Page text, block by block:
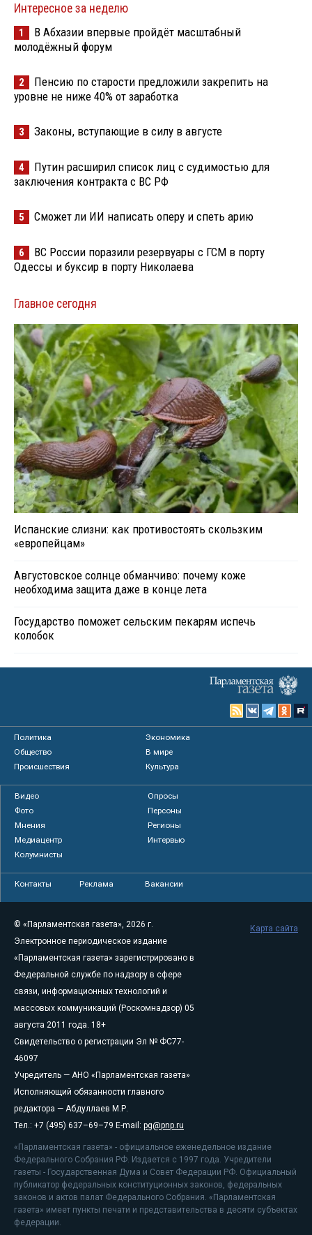
Интересное за неделю
1
В Абхазии впервые пройдёт масштабный
молодёжный форум
2
Пенсию по старости предложили закрепить на
уровне не ниже 40% от заработка
3 Законы, вступающие в силу в августе
4
Путин расширил список лиц с судимостью для
заключения контракта с ВС РФ
5 Сможет ли ИИ написать оперу и спеть арию
6
ВС России поразили резервуары с ГСМ в порту
Одессы и буксир в порту Николаева
Главное сегодня
Испанские слизни: как противостоять скользким
«европейцам»
Августовское солнце обманчиво: почему коже
необходима защита даже в конце лета
Государство поможет сельским пекарям испечь
колобок
Политика
Экономика
Общество
В мире
Происшествия
Культура
Видео
Опросы
Фото
Персоны
Мнения
Регионы
Медиацентр
Интервью
Колумнисты
Контакты Реклама Вакансии
© «Парламентская газета», 2026 г.
Электронное периодическое издание
«Парламентская газета» зарегистрировано в
Федеральной службе по надзору в сфере
связи, информационных технологий и
массовых коммуникаций (Роскомнадзор) 05
августа 2011 года. 18+
Свидетельство о регистрации Эл № ФС77-
46097
Учредитель — АНО «Парламентская газета»
Исполняющий обязанности главного
редактора — Абдуллаев М.Р.
Тел.: +7 (495) 637–69–79 E-mail: pg@pnp.ru
«Парламентская газета» - официальное еженедельное издание
Федерального Собрания РФ. Издается с 1997 года. Учредители
газеты - Государственная Дума и Совет Федерации РФ. Официальный
публикатор федеральных конституционных законов, федеральных
законов и актов палат Федерального Собрания. «Парламентская
газета» имеет пункты печати и представительства в десяти субъектах
федерации.
Карта сайта